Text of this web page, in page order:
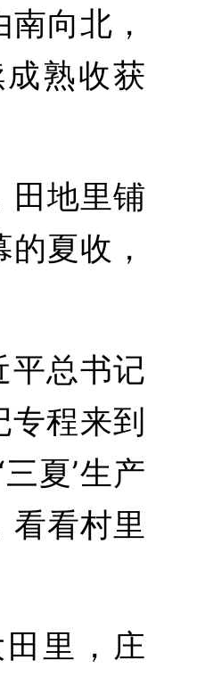
向北，
熟收获
地里铺
夏收，
总书记
程来到
夏’生产
看看村里
里，庄